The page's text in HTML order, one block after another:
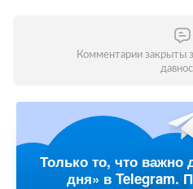
Комментарии закрыты
Только то, что
дня» в Telegram.